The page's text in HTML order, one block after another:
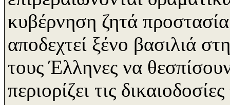
κυβέρνηση ζητά προστασία
αποδεχτεί ξένο βασιλιά
τους Έλληνες να
περιορίζει τις